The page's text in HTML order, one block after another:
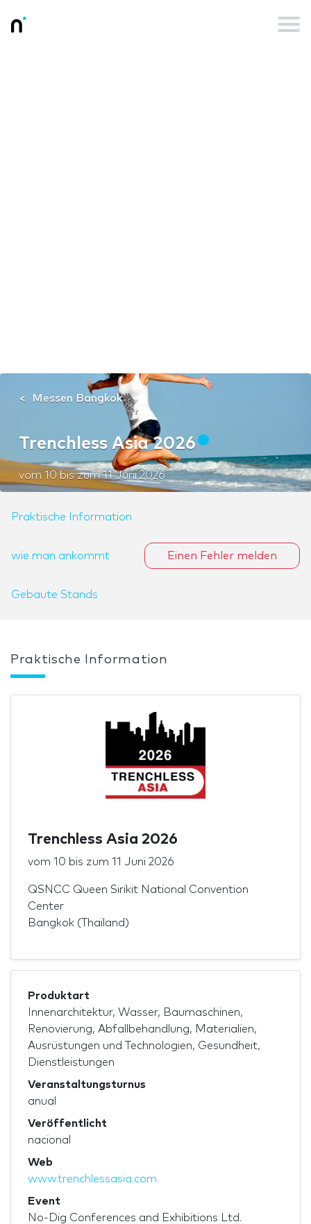
Messen Bangkok
Trenchless Asia 2026
vom10bis zum11 Juni 2026
Praktische Information
wie man ankommt
Gebaute Stands
Einen Fehler melden
Praktische Information
Trenchless Asia 2026
vom 10 bis zum 11 Juni 2026
QSNCC Queen Sirikit National Convention
Center
Bangkok (Thailand)
Produktart
Innenarchitektur, Wasser, Baumaschinen,
Renovierung, Abfallbehandlung, Materialien,
Ausrüstungen und Technologien, Gesundheit,
Dienstleistungen
Veranstaltungsturnus
anual
Veröffentlicht
nacional
Web
www.trenchlessasia.com
Event
No-Dig Conferences and Exhibitions Ltd.